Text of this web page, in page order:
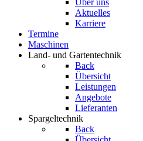
Über uns
Aktuelles
Karriere
Termine
Maschinen
Land- und Gartentechnik
Back
Übersicht
Leistungen
Angebote
Lieferanten
Spargeltechnik
Back